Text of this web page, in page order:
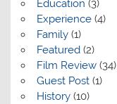
Education (3)
Experience(4)
Family(1)
Featured(2)
Film Review(34)
Guest Post(1)
History(10)